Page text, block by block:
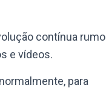
contínua rumo
e vídeos.
para